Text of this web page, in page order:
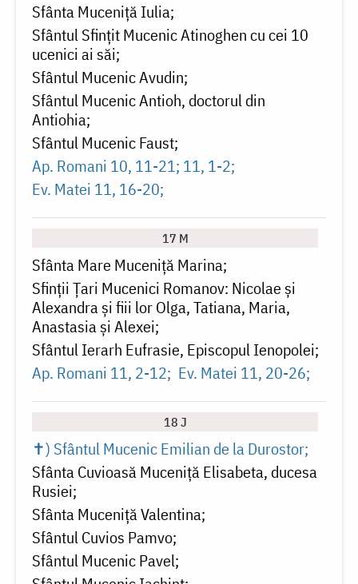
Sfânta Muceniță Iulia
Sfântul Sfințit Mucenic Atinoghen cu cei 10
ucenici ai săi
Sfântul Mucenic Avudin
Sfântul Mucenic Antioh, doctorul din
Antiohia
Sfântul Mucenic Faust
Ap. Romani 10, 11-21; 11, 1-2
Ev. Matei 11, 16-20
17 M
Sfânta Mare Muceniță Marina
Sfinții Țari Mucenici Romanov: Nicolae și
Alexandra și fiii lor Olga, Tatiana, Maria,
Anastasia și Alexei
Sfântul Ierarh Eufrasie, Episcopul Ienopolei
Ap. Romani 11, 2-12 Ev. Matei 11, 20-26
18 J
✝) Sfântul Mucenic Emilian de la Durostor
Sfânta Cuvioasă Muceniță Elisabeta, ducesa
Rusiei
Sfânta Muceniță Valentina
Sfântul Cuvios Pamvo
Sfântul Mucenic Pavel